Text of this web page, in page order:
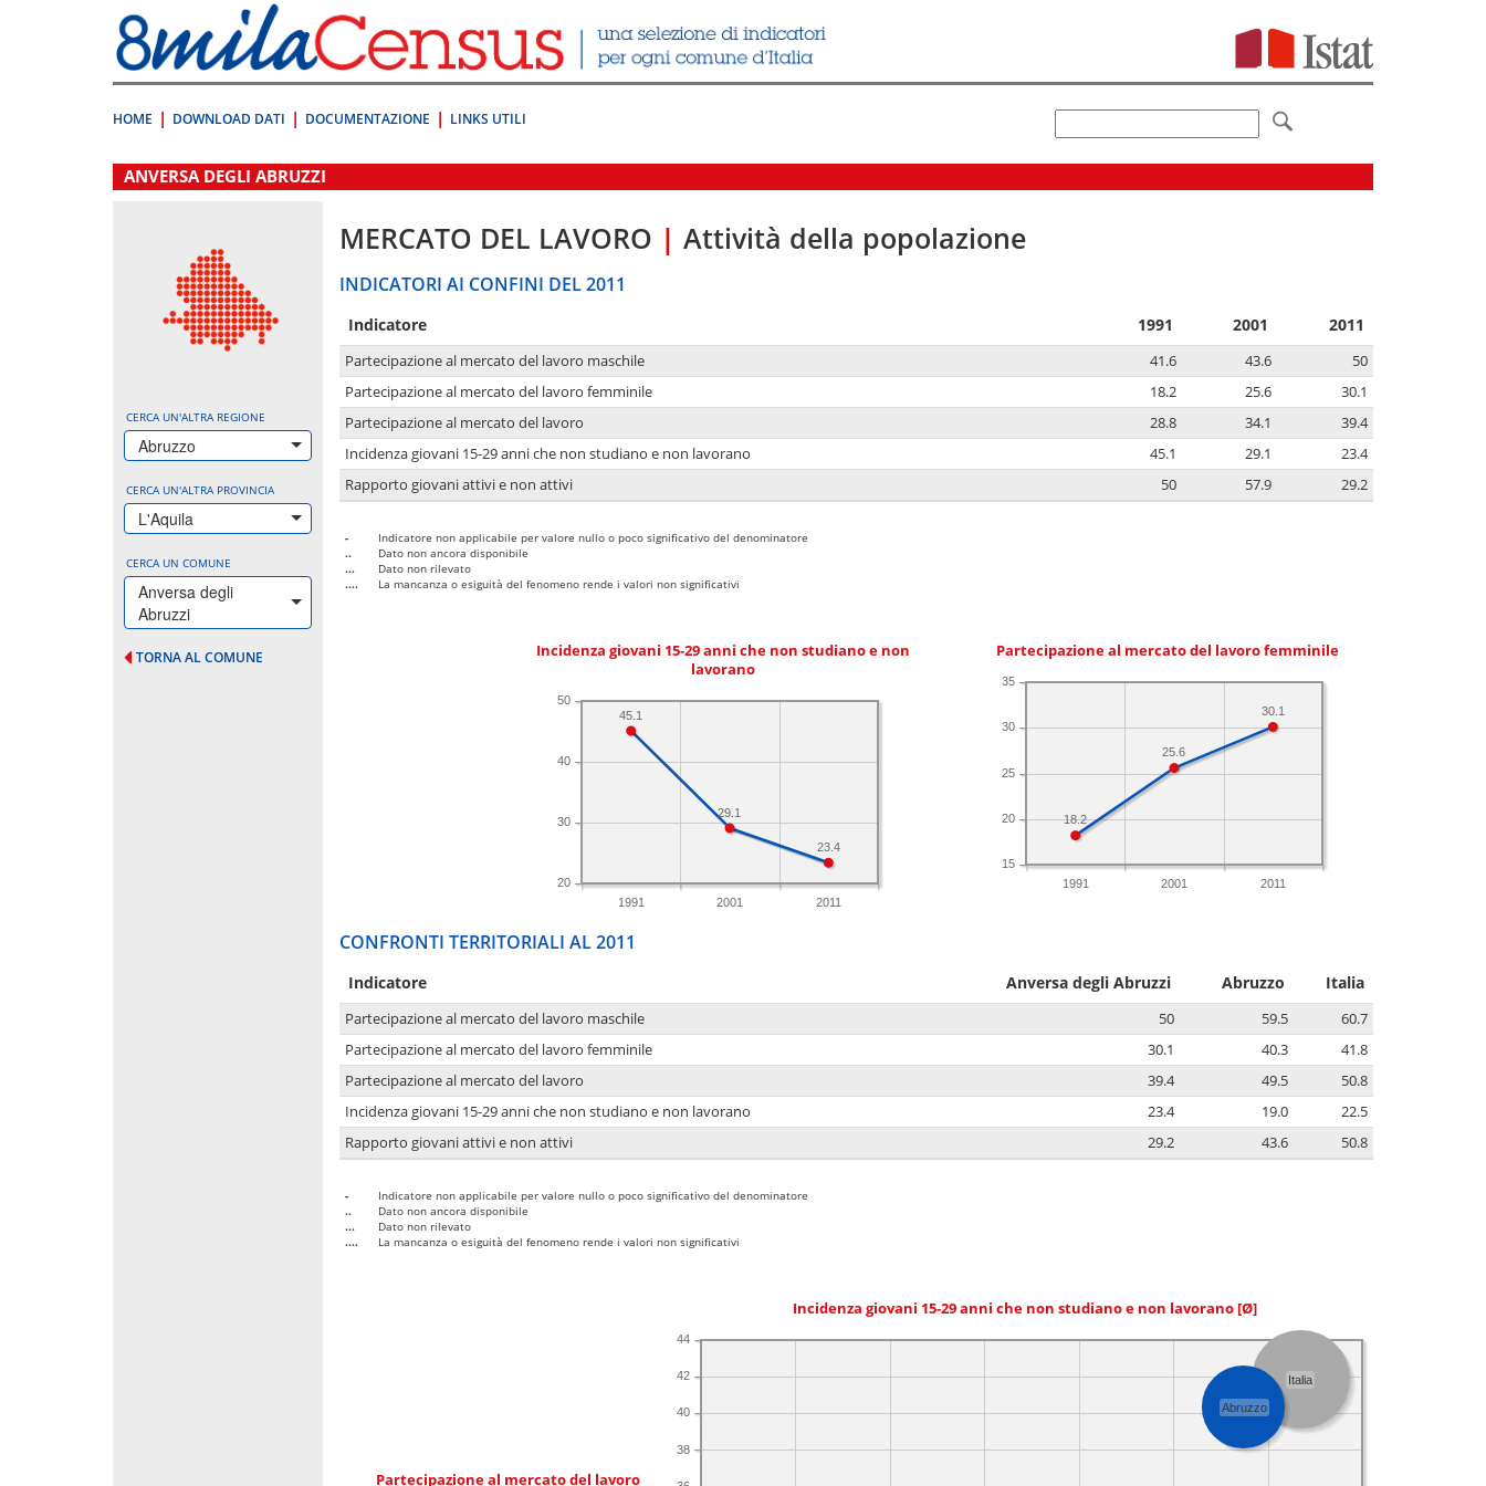
direttamente
a:
Contenuto
HOME DOWNLOAD DATI DOCUMENTAZIONE LINKS UTILI
.
ANVERSA DEGLI ABRUZZI
CERCA UN'ALTRA REGIONE
Abruzzo
CERCA UN'ALTRA PROVINCIA
L'Aquila
CERCA UN COMUNE
Anversa degli
Abruzzi
TORNA AL COMUNE
MERCATO DEL LAVORO | Attività della popolazione
INDICATORI AI CONFINI DEL 2011
Indicatore 1991 2001 2011
Partecipazione al mercato del lavoro maschile 41.6 43.6
50
Partecipazione al mercato del lavoro femminile
18.2 25.6
30.1
Partecipazione al mercato del lavoro
28.8 34.1
39.4
Incidenza giovani 15-29 anni che non studiano e non lavorano
45.1 29.1
23.4
Rapporto giovani attivi e non attivi
50 57.9 29.2
-
Indicatore non applicabile per valore nullo o poco significativo del denominatore
..
Dato non ancora disponibile
...
Dato non rilevato
....
La mancanza o esiguità del fenomeno rende i valori non significativi
Incidenza giovani 15-29 anni che non studiano e non
lavorano
1991 2001 2011
20
30
40
50
23.4
29.1
45.1
Partecipazione al mercato del lavoro femminile
1991 2001 2011
15
20
25
30
35
30.1
25.6
18.2
CONFRONTI TERRITORIALI AL 2011
Indicatore Anversa degli Abruzzi Abruzzo Italia
Partecipazione al mercato del lavoro maschile 50 59.5
60.7
Partecipazione al mercato del lavoro femminile
30.1 40.3
41.8
Partecipazione al mercato del lavoro
39.4 49.5
50.8
Incidenza giovani 15-29 anni che non studiano e non lavorano
23.4 19.0
22.5
Rapporto giovani attivi e non attivi
29.2 43.6 50.8
-
Indicatore non applicabile per valore nullo o poco significativo del denominatore
..
Dato non ancora disponibile
...
Dato non rilevato
....
La mancanza o esiguità del fenomeno rende i valori non significativi
Incidenza giovani 15-29 anni che non studiano e non lavorano [Ø]
Partecipazione al mercato del lavoro
38
40
42
44
Italia
Abruzzo